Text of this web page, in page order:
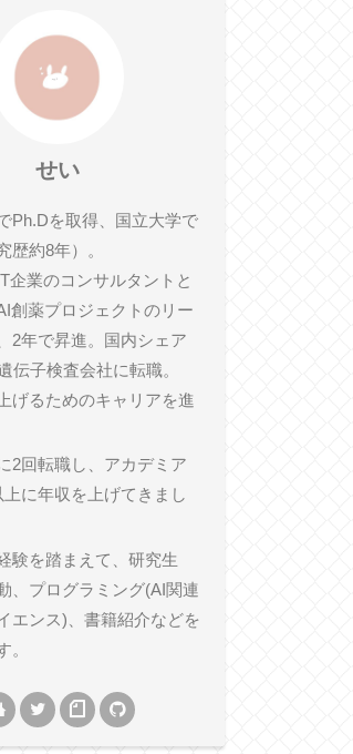
せい
Ph.Dを取得、国立大学で
歴約8年）。
企業のコンサルタントと
創薬プロジェクトのリー
2年で昇進。国内シェア
伝子検査会社に転職。
げるためのキャリアを進
2回転職し、アカデミア
に年収を上げてきまし
験を踏まえて、研究生
、プログラミング(AI関連
エンス)、書籍紹介などを
。